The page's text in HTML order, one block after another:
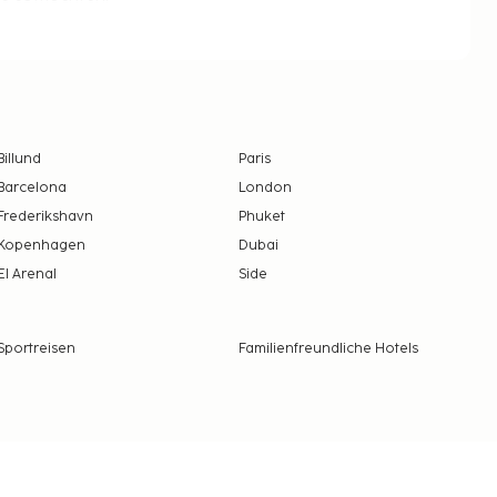
Paris
London
Phuket
Dubai
Arenal Side
Familienfreundliche Hotels